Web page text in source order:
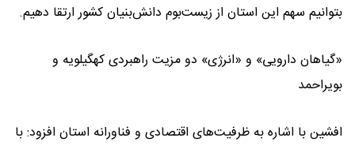
بتوانیم سهم این استان از زیست‌بوم دانش‌بنیان کشور ارتقا دهیم.
«گیاهان دارویی» و «انرژی» دو مزیت راهبردی کهگیلویه و
بویراحمد
افشین با اشاره به ظرفیت‌های اقتصادی و فناورانه استان افزود: با